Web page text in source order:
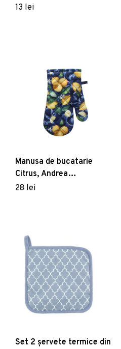
Fontebasso, 17x27 cm,
13 lei
Manusa de bucatarie
Citrus, Andrea
Fontebasso, 18x27 cm,
28 lei
Set 2 șervete termice din